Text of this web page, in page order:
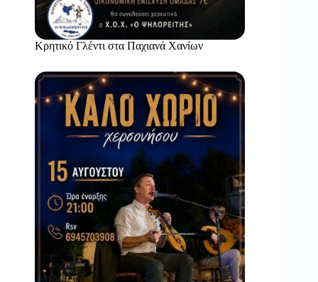
Κρητικό Γλέντι στα Παχιανά Χανίων